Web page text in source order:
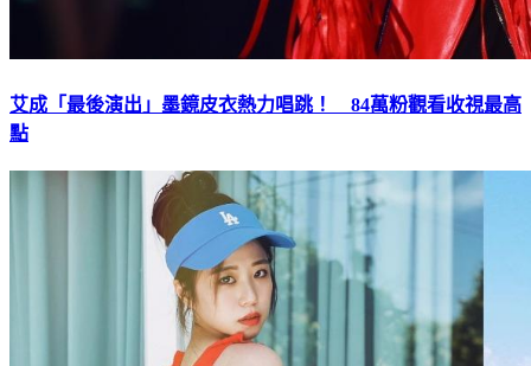
艾成「最後演出」墨鏡皮衣熱力唱跳！ 84萬粉觀看收視最高
點